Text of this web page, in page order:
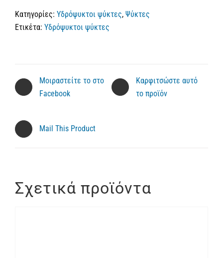
Κατηγορίες: Υδρόψυκτοι ψύκτες, Ψύκτες
Ετικέτα: Υδρόψυκτοι ψύκτες
Μοιραστείτε το στο
Facebook
Καρφιτσώστε αυτό
το προϊόν
Mail This Product
Σχετικά προϊόντα